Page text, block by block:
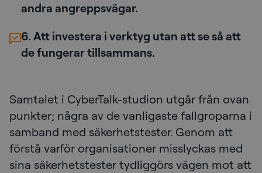
andra angreppsvägar.
6. Att investera i verktyg utan att se så att
de fungerar tillsammans.
Samtalet i CyberTalk-studion utgår från ovan
punkter; några av de vanligaste fallgroparna i
samband med säkerhetstester. Genom att
förstå varför organisationer misslyckas med
sina säkerhetstester tydliggörs vägen mot att